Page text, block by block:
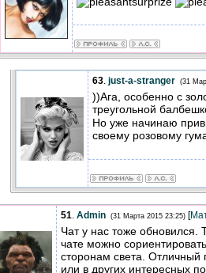
63. just-a-stranger (31
))Ага, особенно с
треугольной
Но уже начинаю
своему розовому
51. Admin (31 Марта 2015 23:25) [
Чат у нас тоже
чате можно
сторонам света. Отличный
или в других интересных